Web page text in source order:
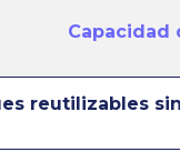
Capacidad
reutilizables